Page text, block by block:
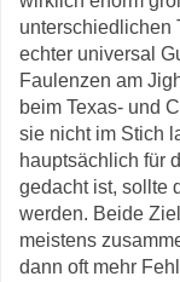
unterschiedlichen
echter universal
Faulenzen am
beim Texas- und
sie nicht im Stich
hauptsächlich für
gedacht ist, sollte
werden. Beide
meistens
dann oft mehr